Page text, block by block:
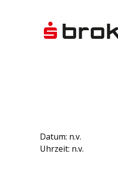
Datum: n.v.
Uhrzeit: n.v.